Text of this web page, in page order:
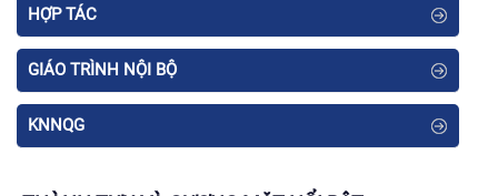
HỢP TÁC
GIÁO TRÌNH NỘI BỘ
KNNQG